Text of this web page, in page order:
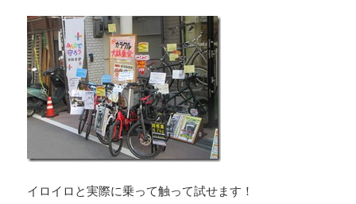
イロイロと実際に乗って触って試せます！